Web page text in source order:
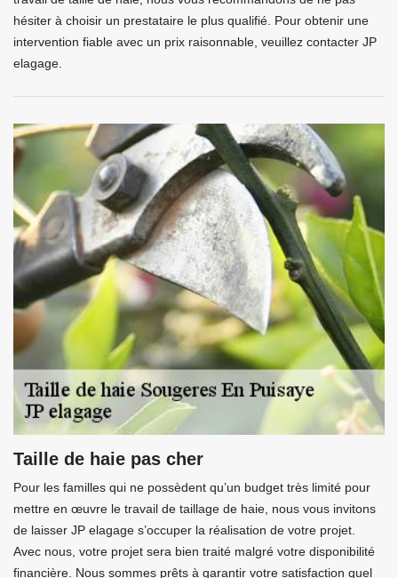
hésiter à choisir un prestataire le plus qualifié. Pour obtenir une
intervention fiable avec un prix raisonnable, veuillez contacter JP
elagage.
Taille de haie pas cher
Pour les familles qui ne possèdent qu’un budget très limité pour
mettre en œuvre le travail de taillage de haie, nous vous invitons
de laisser JP elagage s’occuper la réalisation de votre projet.
Avec nous, votre projet sera bien traité malgré votre disponibilité
financière. Nous sommes prêts à garantir votre satisfaction quel